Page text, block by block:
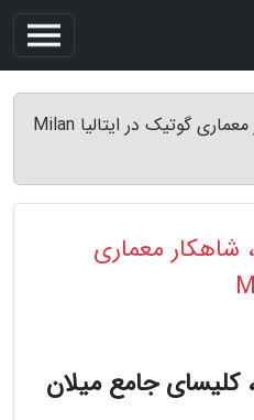
کلیسای جامع میلان ، شاهکار معماری گوتیک در ایتالیا Milan
شاهکار معماری
جامع میلان